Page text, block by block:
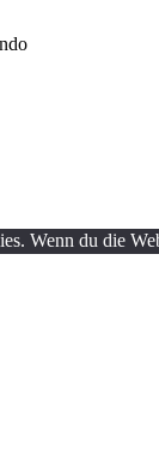
Wenn du die